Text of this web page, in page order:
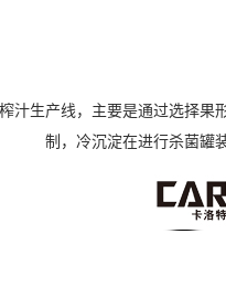
汁生产线，主要是通过选择果
制，冷沉淀在进行杀菌罐